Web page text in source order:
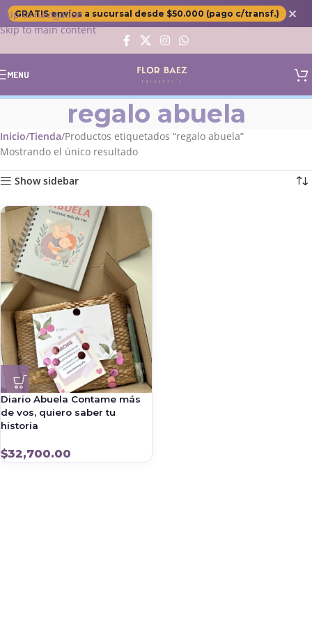
Skip to navigation
Skip to main content
GRATIS envíos a sucursal desde $50.000 (pago c/transf.) ✕
MENU
regalo abuela
Inicio Tienda Productos etiquetados “regalo abuela”
Mostrando el único resultado
Show sidebar
Diario Abuela Contame más
de vos, quiero saber tu
historia
$32,700.00